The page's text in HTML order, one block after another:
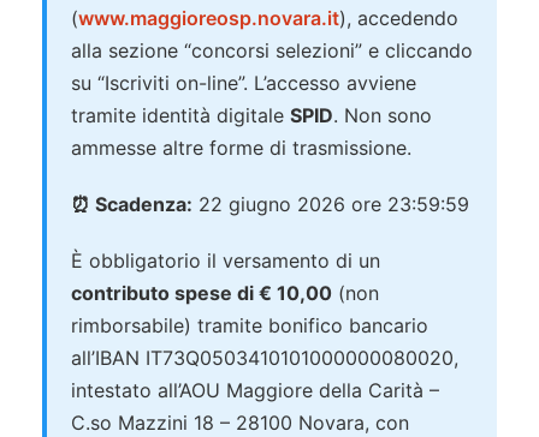
(www.maggioreosp.novara.it), accedendo
alla sezione “concorsi selezioni” e cliccando
su “Iscriviti on-line”. L’accesso avviene
tramite identità digitale SPID. Non sono
ammesse altre forme di trasmissione.
⏰ Scadenza: 22 giugno 2026 ore 23:59:59
È obbligatorio il versamento di un
contributo spese di € 10,00 (non
rimborsabile) tramite bonifico bancario
all’IBAN IT73Q0503410101000000080020,
intestato all’AOU Maggiore della Carità –
C.so Mazzini 18 – 28100 Novara, con